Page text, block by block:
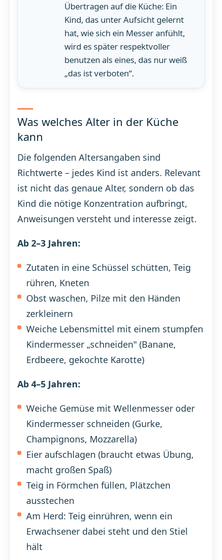
Übertragen auf die Küche: Ein
Kind, das unter Aufsicht gelernt
hat, wie sich ein Messer anfühlt,
wird es später respektvoller
benutzen als eines, das nur weiß
„das ist verboten“.
Was welches Alter in der Küche
kann
Die folgenden Altersangaben sind
Richtwerte – jedes Kind ist anders. Relevant
ist nicht das genaue Alter, sondern ob das
Kind die nötige Konzentration aufbringt,
Anweisungen versteht und interesse zeigt.
Ab 2–3 Jahren:
Zutaten in eine Schüssel schütten, Teig
rühren, Kneten
Obst waschen, Pilze mit den Händen
zerkleinern
Weiche Lebensmittel mit einem stumpfen
Kindermesser „schneiden" (Banane,
Erdbeere, gekochte Karotte)
Ab 4–5 Jahren:
Weiche Gemüse mit Wellenmesser oder
Kindermesser schneiden (Gurke,
Champignons, Mozzarella)
Eier aufschlagen (braucht etwas Übung,
macht großen Spaß)
Teig in Förmchen füllen, Plätzchen
ausstechen
Am Herd: Teig einrühren, wenn ein
Erwachsener dabei steht und den Stiel
hält